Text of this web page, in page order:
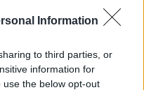
Information
to third parties, or
information for
the below opt-out
Arvydas Vaitkus
prie